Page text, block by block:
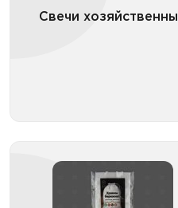
Свечи
Хозяйственные
для